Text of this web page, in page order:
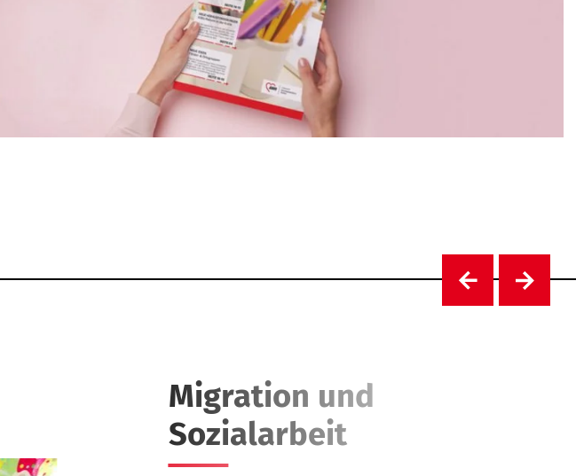
Migration und
Sozialarbeit